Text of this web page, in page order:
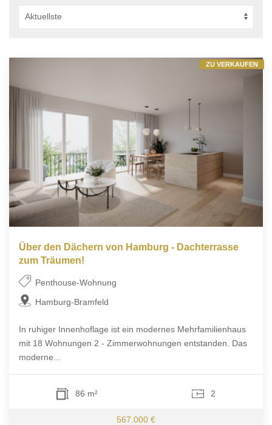
Über den Dächern von Hamburg - Dachterrasse
zum Träumen!
Penthouse-Wohnung
Hamburg-Bramfeld
In ruhiger Innenhoflage ist ein modernes Mehrfamilienhaus
mit 18 Wohnungen 2 - Zimmerwohnungen entstanden. Das
moderne...
86 m² 2
567.000 €
ZU VERKAUFEN